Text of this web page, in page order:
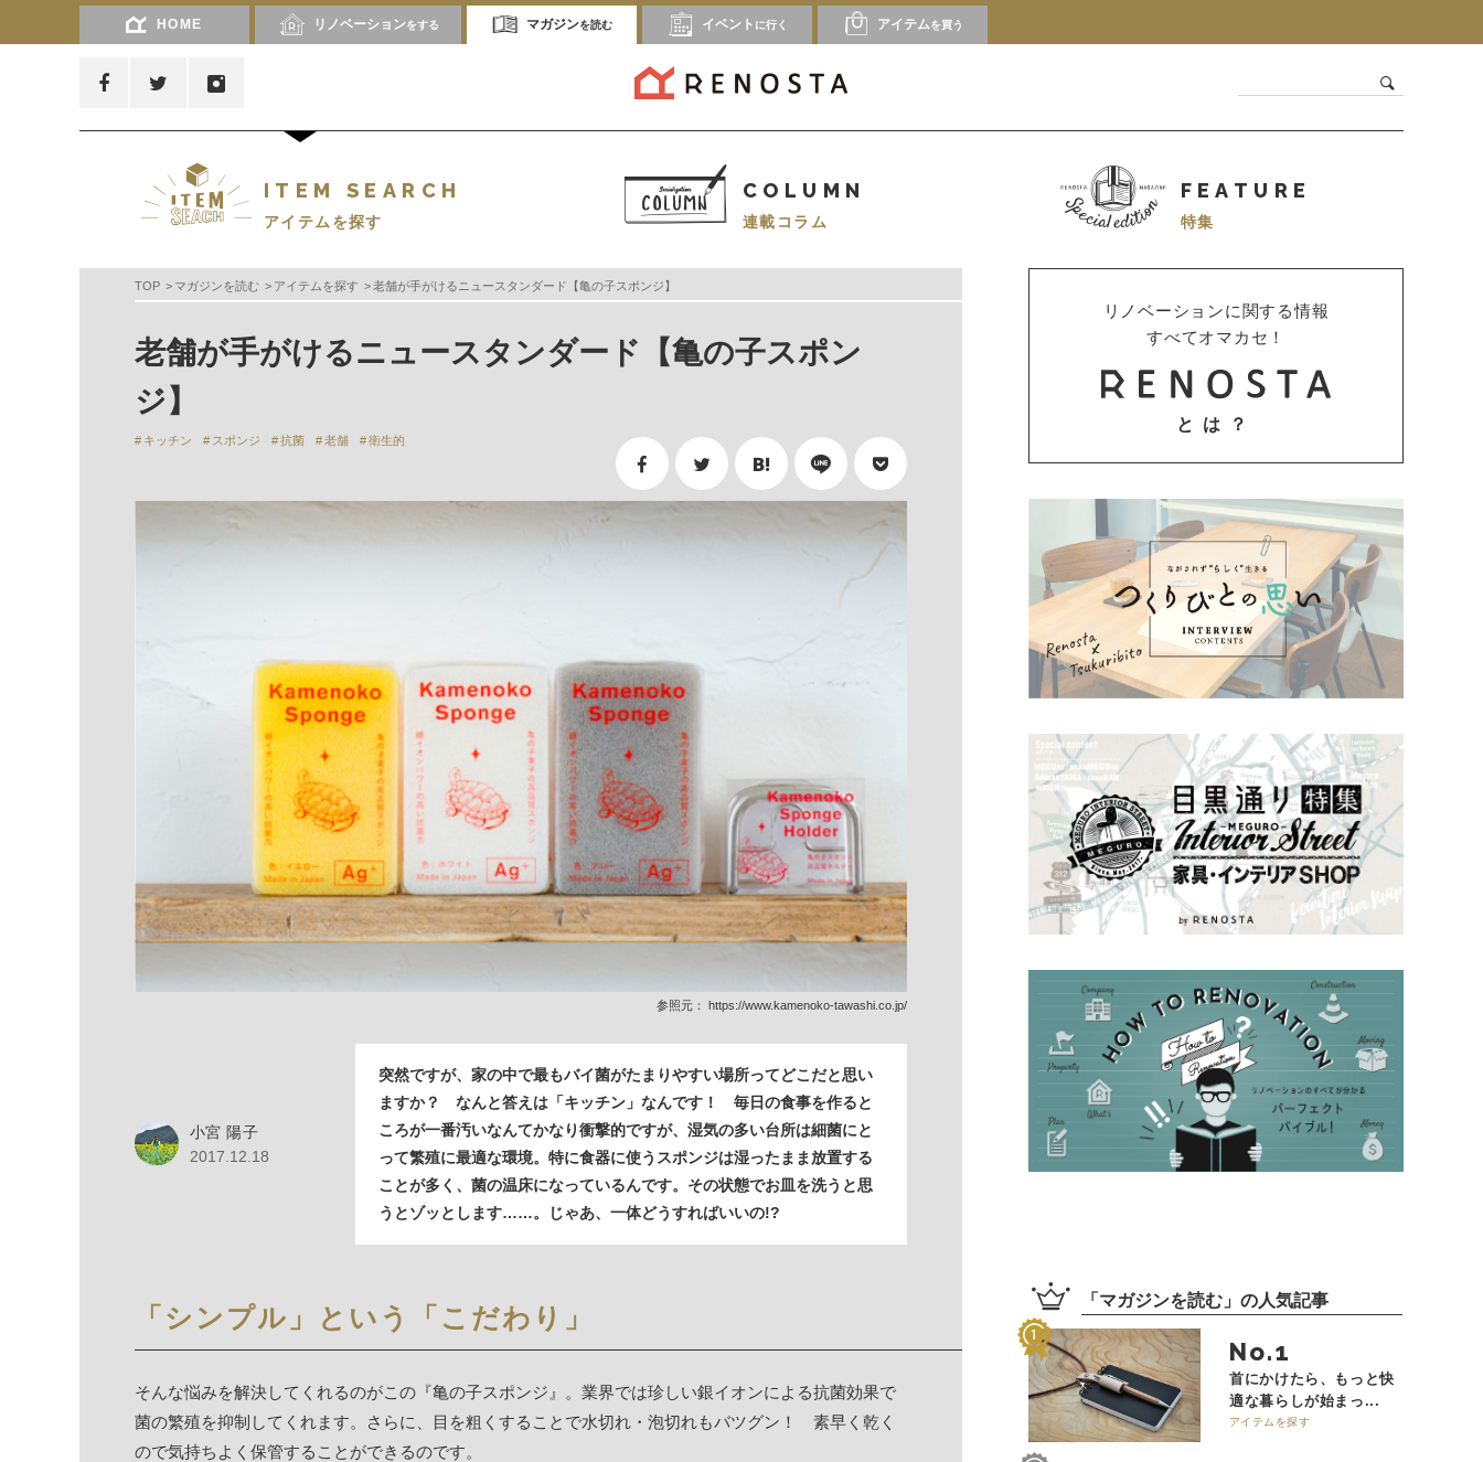
HOME リノベーションをする マガジンを読む イベント に行く アイテムを買う
ITEM SEARCH
アイテムを探す
COLUMN
連載コラム
FEATURE
特集
TOP マガジンを読む アイテムを探す 老舗が手がけるニュースタンダード【亀の子スポンジ】
老舗が手がけるニュースタンダード【亀の子スポン
ジ】
キッチン スポンジ 抗菌 老舗 衛生的
参照元： https://www.kamenoko-tawashi.co.jp/
小宮 陽子
2017.12.18
突然ですが、家の中で最もバイ菌がたまりやすい場所ってどこだと思い
ますか？ なんと答えは「キッチン」なんです！ 毎日の食事を作ると
ころが一番汚いなんてかなり衝撃的ですが、湿気の多い台所は細菌にと
って繁殖に最適な環境。特に食器に使うスポンジは湿ったまま放置する
ことが多く、菌の温床になっているんです。その状態でお皿を洗うと思
うとゾッとします……。じゃあ、一体どうすればいいの!?
「シンプル」という「こだわり」
そんな悩みを解決してくれるのがこの『亀の子スポンジ』。業界では珍しい銀イオンによる抗菌効果で
菌の繁殖を抑制してくれます。さらに、目を粗くすることで水切れ・泡切れもバツグン！ 素早く乾く
ので気持ちよく保管することができるのです。
リノベーションに関する情報
すべてオマカセ！
とは？
「 マガジンを読む 」の人気記事
No.
首にかけたら、もっと快
適な暮らしが始まっ...
アイテムを探す